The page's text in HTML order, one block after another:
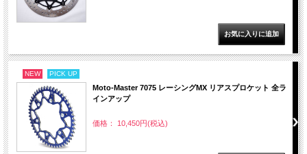
NEW PICK UP
Moto-Master 7075 レーシングMX リアスプロケット 全ラ
インアップ
価格： 10,450円(税込)